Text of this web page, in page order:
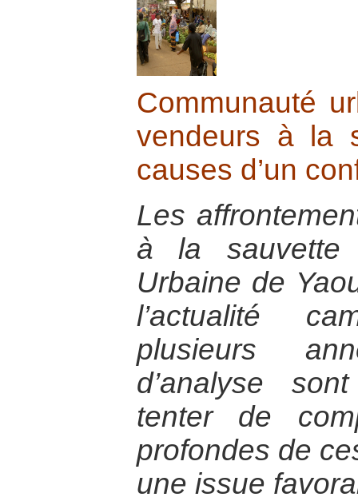
Communauté
vendeurs à la
causes d’un
Les
à la sauvette
Urbaine de
l’actualité
plusieurs
d’analyse
tenter de
profondes de
une issue